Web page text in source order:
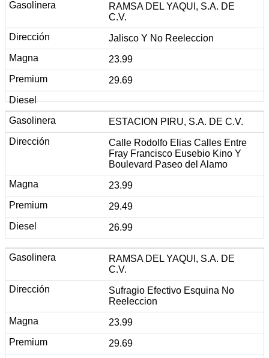
RAMSA DEL YAQUI, S.A. DE
C.V.
Jalisco Y No Reeleccion
23.99
29.69
ESTACION PIRU, S.A. DE C.V.
Calle Rodolfo Elias Calles Entre
Fray Francisco Eusebio Kino Y
Boulevard Paseo del Alamo
23.99
29.49
26.99
RAMSA DEL YAQUI, S.A. DE
C.V.
Sufragio Efectivo Esquina No
Reeleccion
23.99
29.69